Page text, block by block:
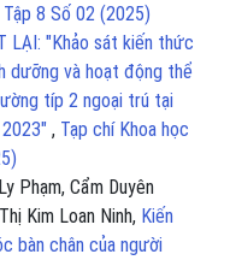
8 Số 02 (2025)
LẠI: "Khảo sát kiến thức
dưỡng và hoạt động thể
típ 2 ngoại trú tại
, Tạp chí Khoa học
Phạm, Cẩm Duyên
Kim Loan Ninh, Kiến
bàn chân của người